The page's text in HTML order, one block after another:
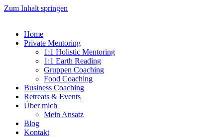
Zum Inhalt springen
Home
Private Mentoring
1:1 Holistic Mentoring
1:1 Earth Reading
Gruppen Coaching
Food Coaching
Business Coaching
Retreats & Events
Über mich
Mein Ansatz
Blog
Kontakt